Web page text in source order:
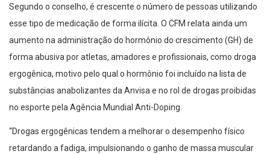
Segundo o conselho, é crescente o número de pessoas utilizando
esse tipo de medicação de forma ilícita. O CFM relata ainda um
aumento na administração do hormônio do crescimento (GH) de
forma abusiva por atletas, amadores e profissionais, como droga
ergogênica, motivo pelo qual o hormônio foi incluído na lista de
substâncias anabolizantes da Anvisa e no rol de drogas proibidas
no esporte pela Agência Mundial Anti-Doping.
“Drogas ergogênicas tendem a melhorar o desempenho físico
retardando a fadiga, impulsionando o ganho de massa muscular